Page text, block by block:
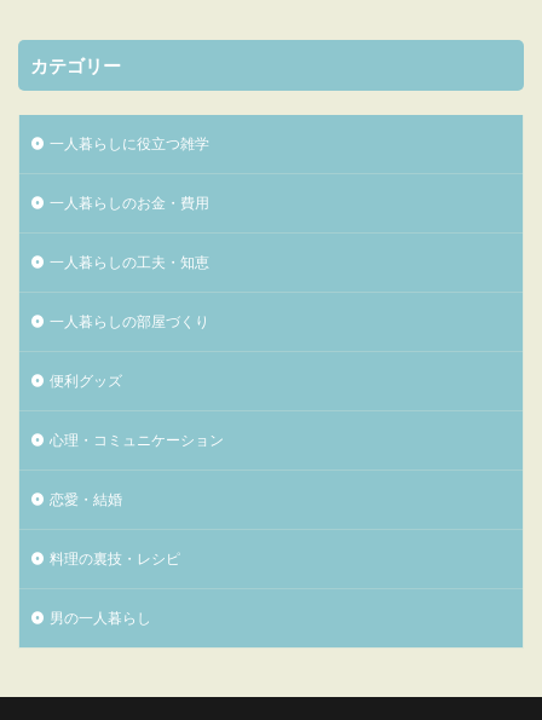
カテゴリー
一人暮らしに役立つ雑学
一人暮らしのお金・費用
一人暮らしの工夫・知恵
一人暮らしの部屋づくり
便利グッズ
心理・コミュニケーション
恋愛・結婚
料理の裏技・レシピ
男の一人暮らし